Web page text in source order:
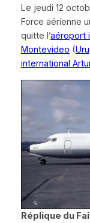
Le jeudi 12
Force aérienne
quitte l’aéroport
Montevideo (
international
Réplique du